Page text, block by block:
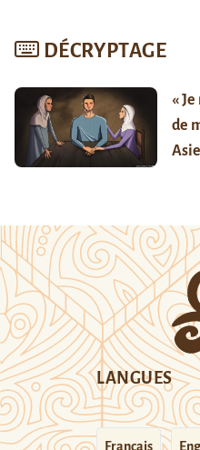
DÉCRYPTAGE
«
de
LANGUES
Français